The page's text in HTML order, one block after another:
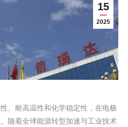
15
2025
、耐高温性和化学稳定性，在电极
随着全球能源转型加速与工业技术